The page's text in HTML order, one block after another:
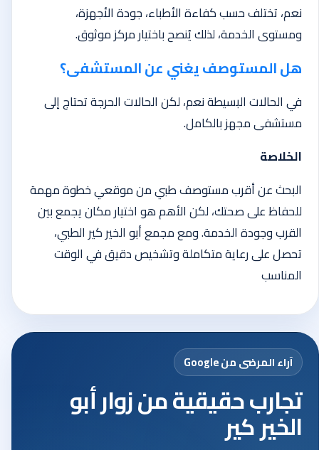
نعم، تختلف حسب كفاءة الأطباء، جودة الأجهزة،
ومستوى الخدمة، لذلك يُنصح باختيار مركز موثوق.
هل المستوصف يغني عن المستشفى؟
في الحالات البسيطة نعم، لكن الحالات الحرجة تحتاج إلى
مستشفى مجهز بالكامل.
الخلاصة
البحث عن أقرب مستوصف طبي من موقعي خطوة مهمة
للحفاظ على صحتك، لكن الأهم هو اختيار مكان يجمع بين
القرب وجودة الخدمة. ومع مجمع أبو الخير كير الطبي،
تحصل على رعاية متكاملة وتشخيص دقيق في الوقت
المناسب
آراء المرضى من Google
تجارب حقيقية من زوار أبو
الخير كير